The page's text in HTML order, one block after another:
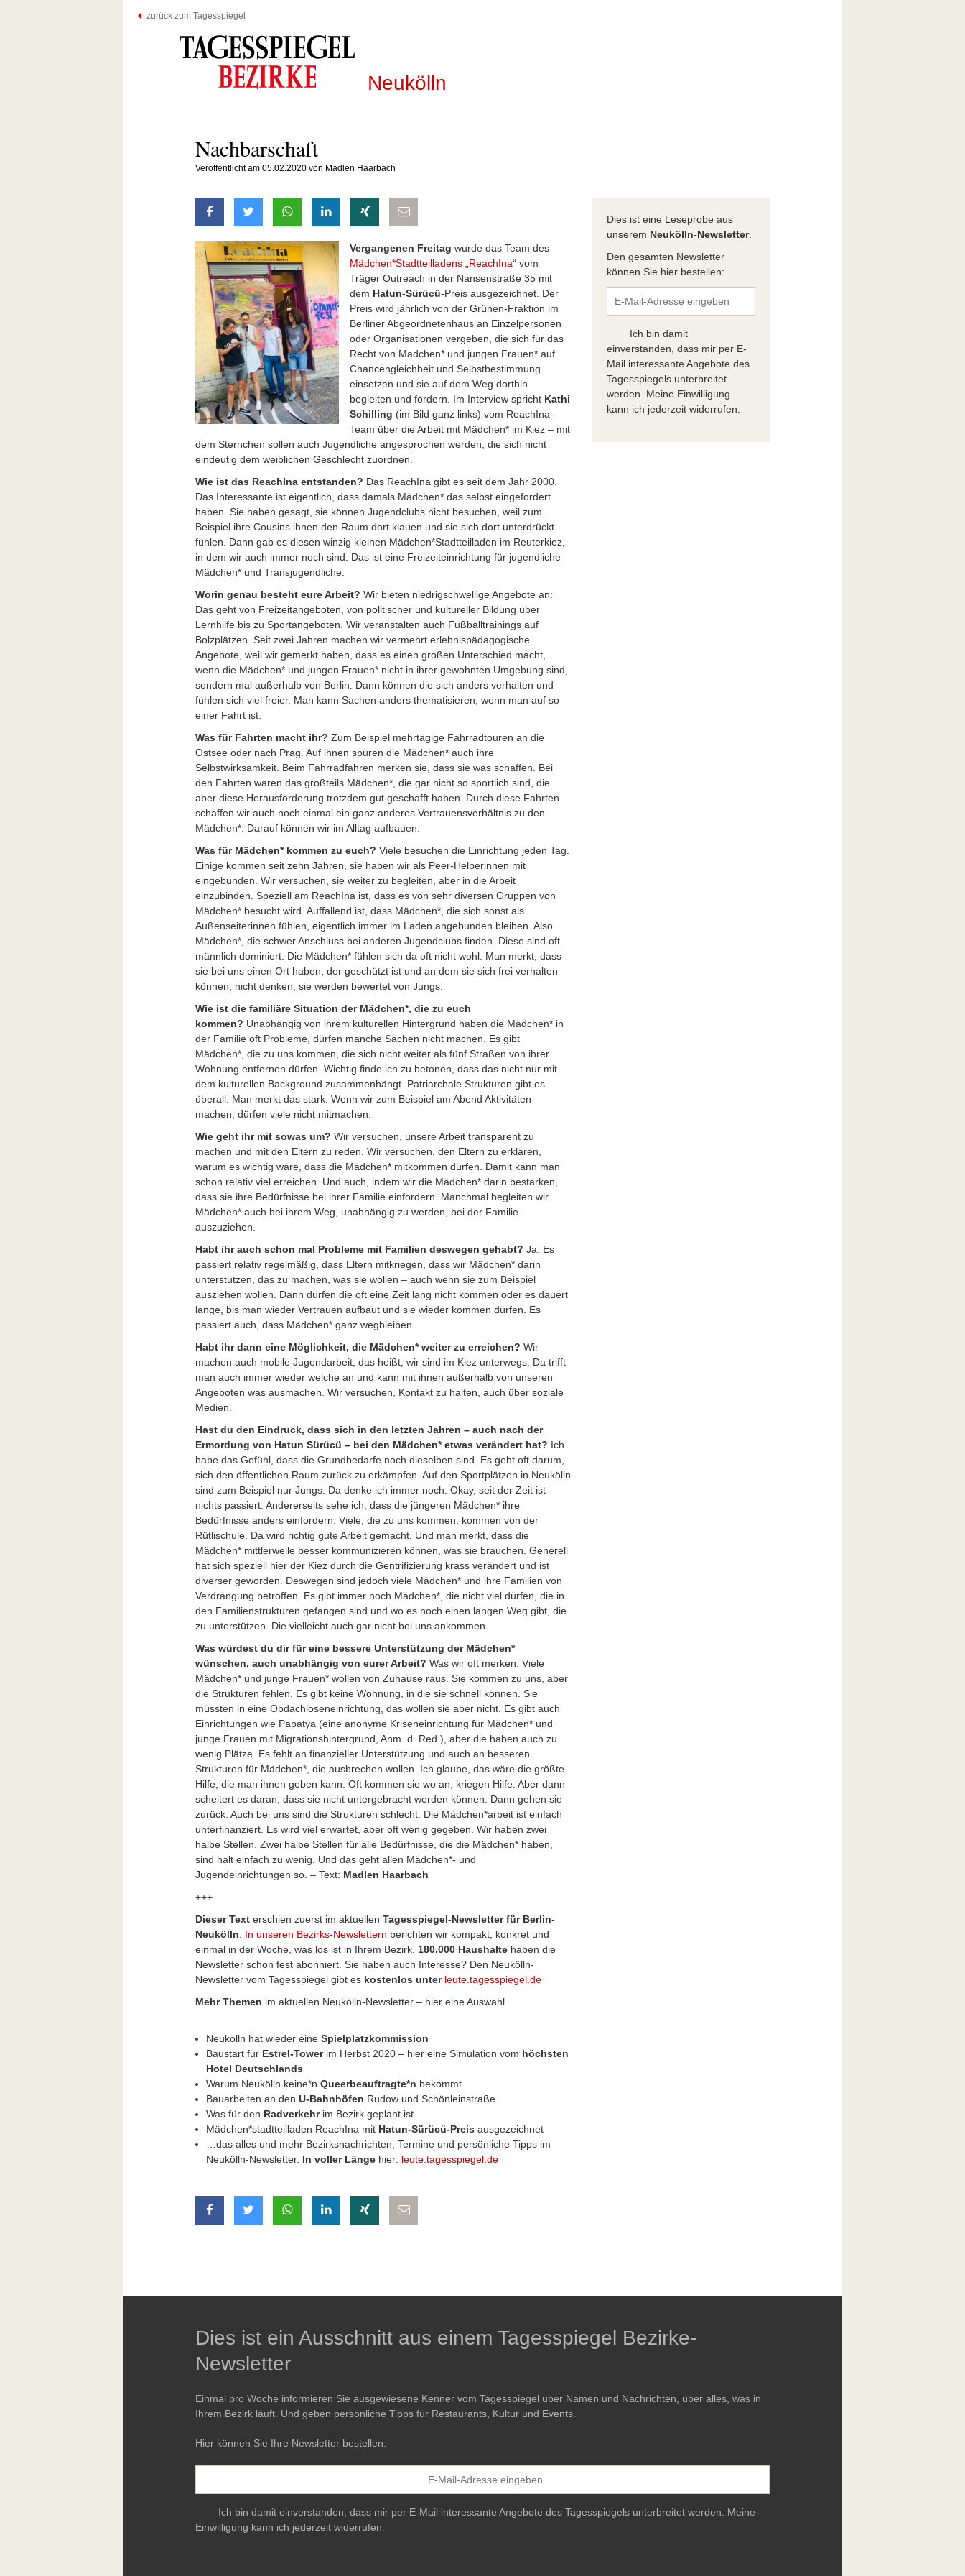
zurück zum Tagesspiegel
Neukölln
Nachbarschaft
Veröffentlicht am 05.02.2020 von Madlen Haarbach
auf Facebook teilen
auf Twitter teilen
mit Whatsapp teilen
auf LinkedIn teilen
auf Xing teilenper E-Mail teilen
Vergangenen Freitag wurde das Team des
Mädchen*Stadtteilladens „ReachIna“ vom
Träger Outreach in der Nansenstraße 35 mit
dem Hatun-Sürücü-Preis ausgezeichnet. Der
Preis wird jährlich von der Grünen-Fraktion im
Berliner Abgeordnetenhaus an Einzelpersonen
oder Organisationen vergeben, die sich für das
Recht von Mädchen* und jungen Frauen* auf
Chancengleichheit und Selbstbestimmung
einsetzen und sie auf dem Weg dorthin
begleiten und fördern. Im Interview spricht Kathi
Schilling (im Bild ganz links) vom ReachIna-
Team über die Arbeit mit Mädchen* im Kiez – mit
dem Sternchen sollen auch Jugendliche angesprochen werden, die sich nicht
eindeutig dem weiblichen Geschlecht zuordnen.
Wie ist das ReachIna entstanden? Das ReachIna gibt es seit dem Jahr 2000.
Das Interessante ist eigentlich, dass damals Mädchen* das selbst eingefordert
haben. Sie haben gesagt, sie können Jugendclubs nicht besuchen, weil zum
Beispiel ihre Cousins ihnen den Raum dort klauen und sie sich dort unterdrückt
fühlen. Dann gab es diesen winzig kleinen Mädchen*Stadtteilladen im Reuterkiez,
in dem wir auch immer noch sind. Das ist eine Freizeiteinrichtung für jugendliche
Mädchen* und Transjugendliche.
Worin genau besteht eure Arbeit? Wir bieten niedrigschwellige Angebote an:
Das geht von Freizeitangeboten, von politischer und kultureller Bildung über
Lernhilfe bis zu Sportangeboten. Wir veranstalten auch Fußballtrainings auf
Bolzplätzen. Seit zwei Jahren machen wir vermehrt erlebnispädagogische
Angebote, weil wir gemerkt haben, dass es einen großen Unterschied macht,
wenn die Mädchen* und jungen Frauen* nicht in ihrer gewohnten Umgebung sind,
sondern mal außerhalb von Berlin. Dann können die sich anders verhalten und
fühlen sich viel freier. Man kann Sachen anders thematisieren, wenn man auf so
einer Fahrt ist.
Was für Fahrten macht ihr? Zum Beispiel mehrtägige Fahrradtouren an die
Ostsee oder nach Prag. Auf ihnen spüren die Mädchen* auch ihre
Selbstwirksamkeit. Beim Fahrradfahren merken sie, dass sie was schaffen. Bei
den Fahrten waren das großteils Mädchen*, die gar nicht so sportlich sind, die
aber diese Herausforderung trotzdem gut geschafft haben. Durch diese Fahrten
schaffen wir auch noch einmal ein ganz anderes Vertrauensverhältnis zu den
Mädchen*. Darauf können wir im Alltag aufbauen.
Was für Mädchen* kommen zu euch? Viele besuchen die Einrichtung jeden Tag.
Einige kommen seit zehn Jahren, sie haben wir als Peer-Helperinnen mit
eingebunden. Wir versuchen, sie weiter zu begleiten, aber in die Arbeit
einzubinden. Speziell am ReachIna ist, dass es von sehr diversen Gruppen von
Mädchen* besucht wird. Auffallend ist, dass Mädchen*, die sich sonst als
Außenseiterinnen fühlen, eigentlich immer im Laden angebunden bleiben. Also
Mädchen*, die schwer Anschluss bei anderen Jugendclubs finden. Diese sind oft
männlich dominiert. Die Mädchen* fühlen sich da oft nicht wohl. Man merkt, dass
sie bei uns einen Ort haben, der geschützt ist und an dem sie sich frei verhalten
können, nicht denken, sie werden bewertet von Jungs.
Wie ist die familiäre Situation der Mädchen*, die zu euch
kommen? Unabhängig von ihrem kulturellen Hintergrund haben die Mädchen* in
der Familie oft Probleme, dürfen manche Sachen nicht machen. Es gibt
Mädchen*, die zu uns kommen, die sich nicht weiter als fünf Straßen von ihrer
Wohnung entfernen dürfen. Wichtig finde ich zu betonen, dass das nicht nur mit
dem kulturellen Background zusammenhängt. Patriarchale Strukturen gibt es
überall. Man merkt das stark: Wenn wir zum Beispiel am Abend Aktivitäten
machen, dürfen viele nicht mitmachen.
Wie geht ihr mit sowas um? Wir versuchen, unsere Arbeit transparent zu
machen und mit den Eltern zu reden. Wir versuchen, den Eltern zu erklären,
warum es wichtig wäre, dass die Mädchen* mitkommen dürfen. Damit kann man
schon relativ viel erreichen. Und auch, indem wir die Mädchen* darin bestärken,
dass sie ihre Bedürfnisse bei ihrer Familie einfordern. Manchmal begleiten wir
Mädchen* auch bei ihrem Weg, unabhängig zu werden, bei der Familie
auszuziehen.
Habt ihr auch schon mal Probleme mit Familien deswegen gehabt? Ja. Es
passiert relativ regelmäßig, dass Eltern mitkriegen, dass wir Mädchen* darin
unterstützen, das zu machen, was sie wollen – auch wenn sie zum Beispiel
ausziehen wollen. Dann dürfen die oft eine Zeit lang nicht kommen oder es dauert
lange, bis man wieder Vertrauen aufbaut und sie wieder kommen dürfen. Es
passiert auch, dass Mädchen* ganz wegbleiben.
Habt ihr dann eine Möglichkeit, die Mädchen* weiter zu erreichen? Wir
machen auch mobile Jugendarbeit, das heißt, wir sind im Kiez unterwegs. Da trifft
man auch immer wieder welche an und kann mit ihnen außerhalb von unseren
Angeboten was ausmachen. Wir versuchen, Kontakt zu halten, auch über soziale
Medien.
Hast du den Eindruck, dass sich in den letzten Jahren – auch nach der
Ermordung von Hatun Sürücü – bei den Mädchen* etwas verändert hat? Ich
habe das Gefühl, dass die Grundbedarfe noch dieselben sind. Es geht oft darum,
sich den öffentlichen Raum zurück zu erkämpfen. Auf den Sportplätzen in Neukölln
sind zum Beispiel nur Jungs. Da denke ich immer noch: Okay, seit der Zeit ist
nichts passiert. Andererseits sehe ich, dass die jüngeren Mädchen* ihre
Bedürfnisse anders einfordern. Viele, die zu uns kommen, kommen von der
Rütlischule. Da wird richtig gute Arbeit gemacht. Und man merkt, dass die
Mädchen* mittlerweile besser kommunizieren können, was sie brauchen. Generell
hat sich speziell hier der Kiez durch die Gentrifizierung krass verändert und ist
diverser geworden. Deswegen sind jedoch viele Mädchen* und ihre Familien von
Verdrängung betroffen. Es gibt immer noch Mädchen*, die nicht viel dürfen, die in
den Familienstrukturen gefangen sind und wo es noch einen langen Weg gibt, die
zu unterstützen. Die vielleicht auch gar nicht bei uns ankommen.
Was würdest du dir für eine bessere Unterstützung der Mädchen*
wünschen, auch unabhängig von eurer Arbeit? Was wir oft merken: Viele
Mädchen* und junge Frauen* wollen von Zuhause raus. Sie kommen zu uns, aber
die Strukturen fehlen. Es gibt keine Wohnung, in die sie schnell können. Sie
müssten in eine Obdachloseneinrichtung, das wollen sie aber nicht. Es gibt auch
Einrichtungen wie Papatya (eine anonyme Kriseneinrichtung für Mädchen* und
junge Frauen mit Migrationshintergrund, Anm. d. Red.), aber die haben auch zu
wenig Plätze. Es fehlt an finanzieller Unterstützung und auch an besseren
Strukturen für Mädchen*, die ausbrechen wollen. Ich glaube, das wäre die größte
Hilfe, die man ihnen geben kann. Oft kommen sie wo an, kriegen Hilfe. Aber dann
scheitert es daran, dass sie nicht untergebracht werden können. Dann gehen sie
zurück. Auch bei uns sind die Strukturen schlecht. Die Mädchen*arbeit ist einfach
unterfinanziert. Es wird viel erwartet, aber oft wenig gegeben. Wir haben zwei
halbe Stellen. Zwei halbe Stellen für alle Bedürfnisse, die die Mädchen* haben,
sind halt einfach zu wenig. Und das geht allen Mädchen*- und
Jugendeinrichtungen so. – Text: Madlen Haarbach
+++
Dieser Text erschien zuerst im aktuellen Tagesspiegel-Newsletter für Berlin-
Neukölln
In unseren Bezirks-Newslettern berichten wir kompakt, konkret und
einmal in der Woche, was los ist in Ihrem Bezirk. 180.000 Haushalte haben die
Newsletter schon fest abonniert. Sie haben auch Interesse? Den Neukölln-
Newsletter vom Tagesspiegel gibt es kostenlos unter leute.tagesspiegel.de
Mehr Themen im aktuellen Neukölln-Newsletter – hier eine Auswahl
Neukölln hat wieder eine Spielplatzkommission
Baustart für Estrel-Towerim Herbst 2020 – hier eine Simulation vom höchsten
Hotel Deutschlands
Warum Neukölln keine*n Queerbeauftragte*n bekommt
Bauarbeiten an den U-Bahnhöfen Rudow und Schönleinstraße
Was für den Radverkehrim Bezirk geplant ist
Mädchen*stadtteilladen ReachIna mit Hatun-Sürücü-Preis ausgezeichnet
…das alles und mehr Bezirksnachrichten, Termine und persönliche Tipps im
Neukölln-Newsletter. In voller Länge hier: leute.tagesspiegel.de
auf Facebook teilen
auf Twitter teilen
mit Whatsapp teilen
auf LinkedIn teilen
auf Xing teilenper E-Mail teilen
Dies ist eine Leseprobe aus
unserem Neukölln-Newsletter.
Den gesamten Newsletter
können Sie hier bestellen:
Ich bin damit
einverstanden, dass mir per E-
Mail interessante Angebote des
Tagesspiegels unterbreitet
werden. Meine Einwilligung
kann ich jederzeit widerrufen.
Dies ist ein Ausschnitt aus einem Tagesspiegel Bezirke-
Newsletter
Einmal pro Woche informieren Sie ausgewiesene Kenner vom Tagesspiegel über Namen und Nachrichten, über alles, was in
Ihrem Bezirk läuft. Und geben persönliche Tipps für Restaurants, Kultur und Events.
Hier können Sie Ihre Newsletter bestellen:
Ich bin damit einverstanden, dass mir per E-Mail interessante Angebote des Tagesspiegels unterbreitet werden. Meine
Einwilligung kann ich jederzeit widerrufen.